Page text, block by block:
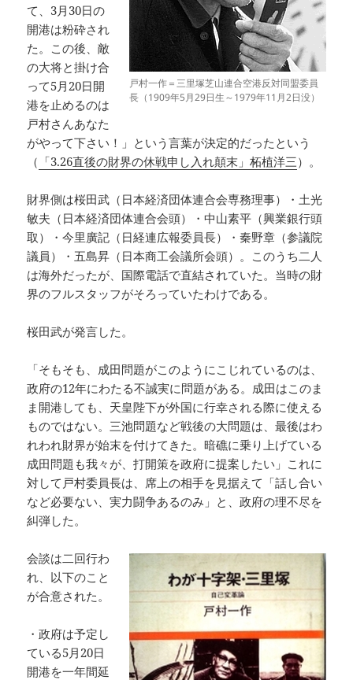
戸村一作＝三里塚芝山連合空港反対同盟委員
長（1909年5月29日生～1979年11月2日没）
て、3月30日の
開港は粉砕され
た。この後、敵
の大将と掛け合
って5月20日開
港を止めるのは
戸村さんあなた
がやって下さい！」という言葉が決定的だったという
（ 「3.26直後の財界の休戦申し入れ顛末」柘植洋三）。
財界側は桜田武（日本経済団体連合会専務理事）・土光
敏夫（日本経済団体連合会頭）・中山素平（興業銀行頭
取）・今里廣記（日経連広報委員長）・秦野章（参議院
議員）・五島昇（日本商工会議所会頭）。このうち二人
は海外だったが、国際電話で直結されていた。当時の財
界のフルスタッフがそろっていたわけである。
桜田武が発言した。
「そもそも、成田問題がこのようにこじれているのは、
政府の12年にわたる不誠実に問題がある。成田はこのま
ま開港しても、天皇陛下が外国に行幸される際に使える
ものではない。三池問題など戦後の大問題は、最後はわ
れわれ財界が始末を付けてきた。暗礁に乗り上げている
成田問題も我々が、打開策を政府に提案したい」これに
対して戸村委員長は、席上の相手を見据えて「話し合い
など必要ない、実力闘争あるのみ」と、政府の理不尽を
糾弾した。
会談は二回行わ
れ、以下のこと
が合意された。
・政府は予定し
ている5月20日
開港を一年間延